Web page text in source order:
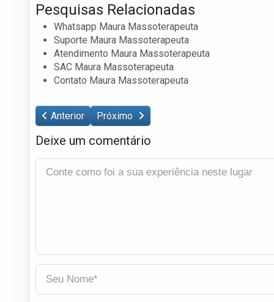
Pesquisas Relacionadas
Whatsapp Maura Massoterapeuta
Suporte Maura Massoterapeuta
Atendimento Maura Massoterapeuta
SAC Maura Massoterapeuta
Contato Maura Massoterapeuta
Anterior Próximo
Deixe um comentário